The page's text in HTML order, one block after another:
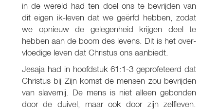
in de wereld had ten doel ons te bevrijden van
dit eigen ik-leven dat we geërfd hebben, zodat
we opnieuw de gelegenheid krijgen deel te
hebben aan de boom des levens. Dit is het over-
vloedige leven dat Christus ons aanbiedt.
Jesaja had in hoofdstuk 61:1-3 geprofeteerd dat
Christus bij Zijn komst de mensen zou bevrijden
van slavernij. De mens is niet alleen gebonden
door de duivel, maar ook door zijn zelfleven.